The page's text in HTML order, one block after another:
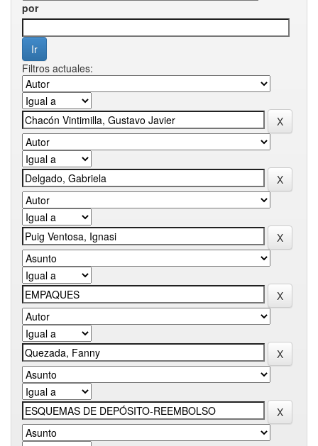
por
Filtros actuales: